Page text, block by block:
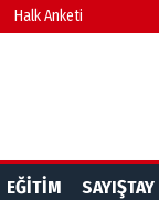
Halk Anketi
EĞİTİM SAYIŞTAY